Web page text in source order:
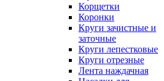
Корщетки
Коронки
Круги зачистные и
заточные
Круги лепестковые
Круги отрезные
Лента наждачная